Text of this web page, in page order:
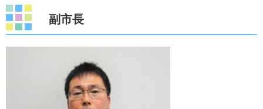
副市長